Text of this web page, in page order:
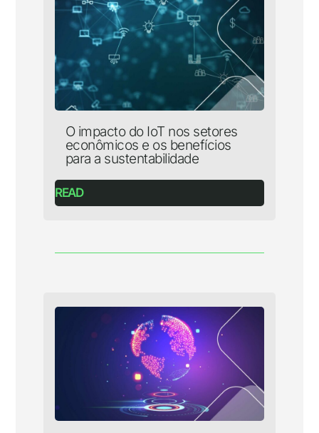
O impacto do IoT nos setores
econômicos e os benefícios
para a sustentabilidade
READ